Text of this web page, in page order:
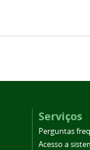
Serviços
Perguntas
Acesso a